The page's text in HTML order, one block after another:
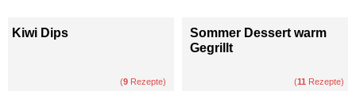
Kiwi Dips
(9 Rezepte)
Sommer Dessert warm
Gegrillt
(11 Rezepte)